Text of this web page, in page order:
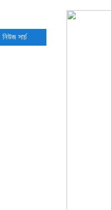
নিউজ সার্চ